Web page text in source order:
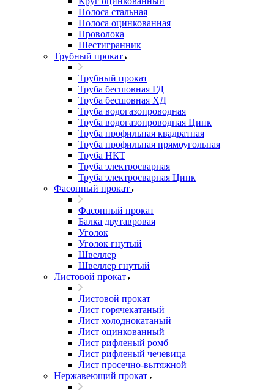
Полоса стальная
Полоса оцинкованная
Проволока
Шестигранник
Трубный прокат
Трубный прокат
Труба бесшовная ГД
Труба бесшовная ХД
Труба водогазопроводная
Труба водогазопроводная Цинк
Труба профильная квадратная
Труба профильная прямоугольная
Труба НКТ
Труба электросварная
Труба электросварная Цинк
Фасонный прокат
Фасонный прокат
Балка двутавровая
Уголок
Уголок гнутый
Швеллер
Швеллер гнутый
Листовой прокат
Листовой прокат
Лист горячекатаный
Лист холоднокатаный
Лист оцинкованный
Лист рифленый ромб
Лист рифленый чечевица
Лист просечно-вытяжной
Нержавеющий прокат